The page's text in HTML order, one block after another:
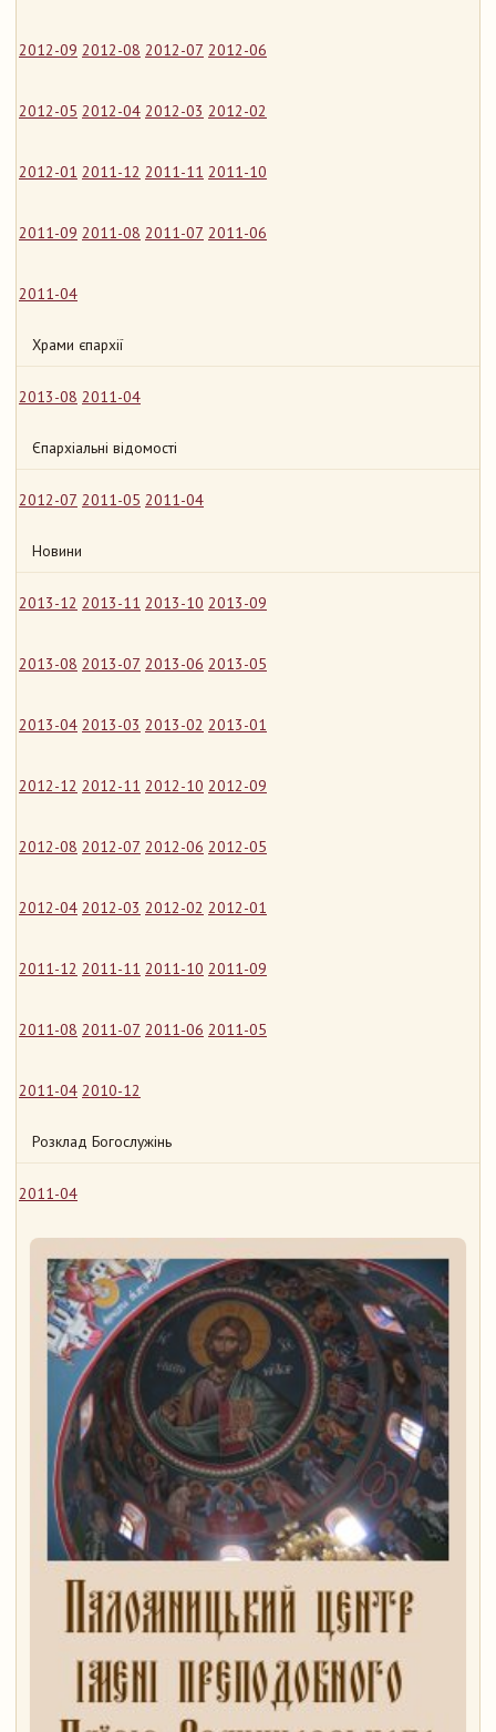
2012-09 2012-08 2012-07 2012-06
2012-05 2012-04 2012-03 2012-02
2012-01 2011-12 2011-11 2011-10
2011-09 2011-08 2011-07 2011-06
2011-04
Храми єпархії
2013-08 2011-04
Єпархіальні відомості
2012-07 2011-05 2011-04
Новини
2013-12 2013-11 2013-10 2013-09
2013-08 2013-07 2013-06 2013-05
2013-04 2013-03 2013-02 2013-01
2012-12 2012-11 2012-10 2012-09
2012-08 2012-07 2012-06 2012-05
2012-04 2012-03 2012-02 2012-01
2011-12 2011-11 2011-10 2011-09
2011-08 2011-07 2011-06 2011-05
2011-04 2010-12
Розклад Богослужінь
2011-04